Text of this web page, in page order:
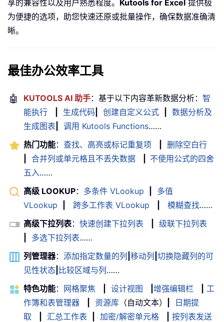
享的兼容性以及用户熟悉程度。 Kutools for Excel 提供极
为便捷的选项，助您快速还原或批量操作，确保数据准确清
晰。
最佳办公效率工具
🤖 KUTOOLS AI 助手：基于以下内容革新数据分析： 智
能执行
生成代码 创建自定义公式
数据分析及
生成图表
调用 Kutools Functions……
热门功能： 查找、高亮或标记重复项
删除空白行
合并列或单元格且不丢失数据
不使用公式的四舍
五入……
高级 LOOKUP： 多条件 VLookup
多值
VLookup
跨多工作表 VLookup 模糊查找……
高级下拉列表： 快速创建下拉列表
级联下拉列表
多选下拉列表……
列管理器： 添加指定数量的列 移动列 切换隐藏列的可
见性状态 比较区域与列……
特色功能： 网格聚焦 设计视图 增强编辑栏
工
作簿和表管理器
资源库 （自动文本）
日期提
取
汇总工作表 加密/解密单元格
按列表发送